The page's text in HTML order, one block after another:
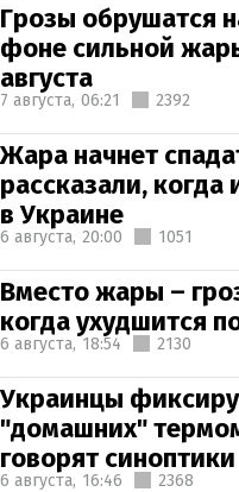
Грозы обрушатся
фоне сильной
августа
7 августа, 06:21 2392
Жара начнет
рассказали, когда
в Украине
6 августа, 20:00 1051
Вместо жары –
когда ухудшится
6 августа, 18:54 2130
Украинцы
"домашних"
говорят синоптики
6 августа, 16:46 2368